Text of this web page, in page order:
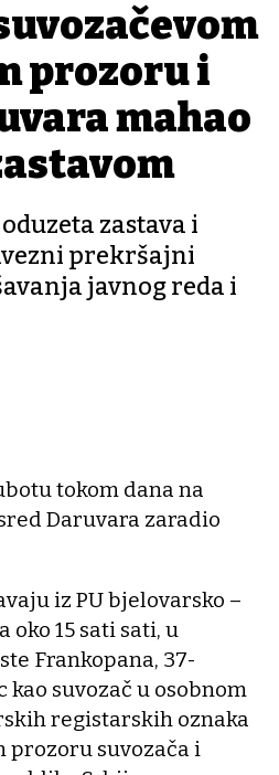
prozoru i
mahao
zastava i
prekršajni
javnog reda i
tokom dana na
Daruvara zaradio
iz PU bjelovarsko –
oko 15 sati sati, u
Frankopana, 37-
suvozač u osobnom
registarskih oznaka
prozoru suvozača i